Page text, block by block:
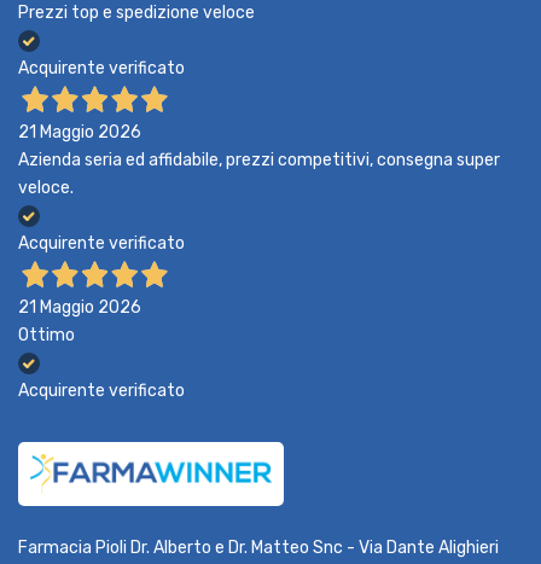
Prezzi top e spedizione veloce
Acquirente verificato
21 Maggio 2026
Azienda seria ed affidabile, prezzi competitivi, consegna super
veloce.
Acquirente verificato
21 Maggio 2026
Ottimo
Acquirente verificato
Farmacia Pioli Dr. Alberto e Dr. Matteo Snc - Via Dante Alighieri